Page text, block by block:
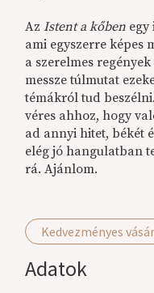
Kedvezményes
Adatok
AzIstent a kőben egy
ami egyszerre képes
a szerelmes
messze túlmutat
témákról tud
véres ahhoz, hogy
ad annyi hitet, békét
elég jó hangulatban
rá. Ajánlom.